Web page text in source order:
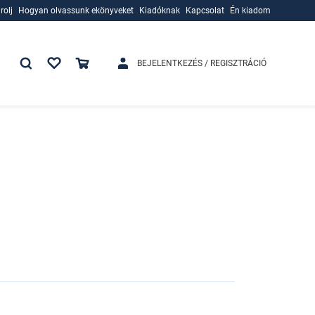
Hogyan olvassunk ekönyveket
Kiadóknak
Kapcsolat Én kiadom
BEJELENTKEZÉS / REGISZTRÁCIÓ